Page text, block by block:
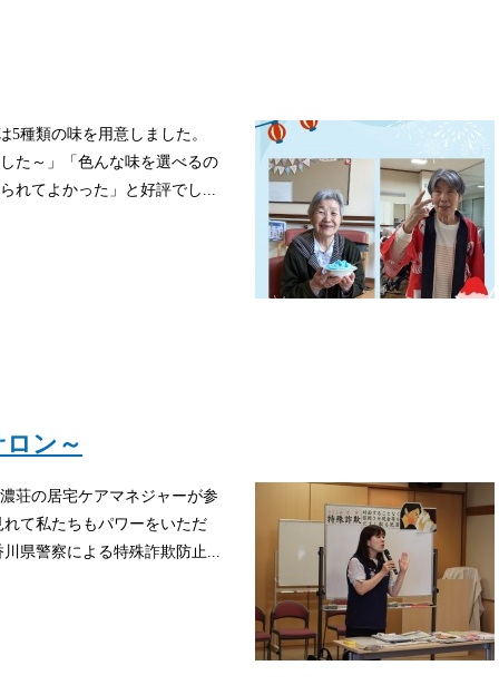
種類の味を用意しました。
た～」「色んな味を選べるの
れてよかった」と好評でし...
ン～
荘の居宅ケアマネジャーが参
て私たちもパワーをいただ
県警察による特殊詐欺防止...